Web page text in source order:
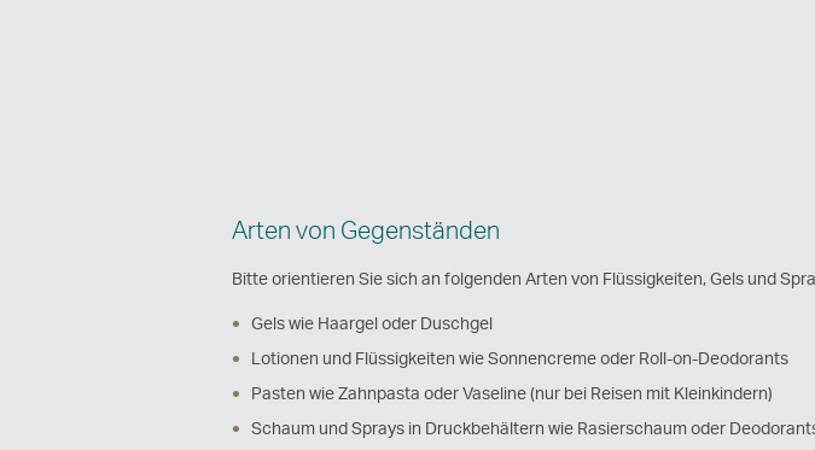
Arten von Gegenständen
Bitte orientieren Sie sich an folgenden Arten von Flüssigkeiten, Gels und
Gels wie Haargel oder Duschgel
Lotionen und Flüssigkeiten wie Sonnencreme oder Roll-on-Deodorants
Pasten wie Zahnpasta oder Vaseline (nur bei Reisen mit Kleinkindern)
Schaum und Sprays in Druckbehältern wie Rasierschaum oder